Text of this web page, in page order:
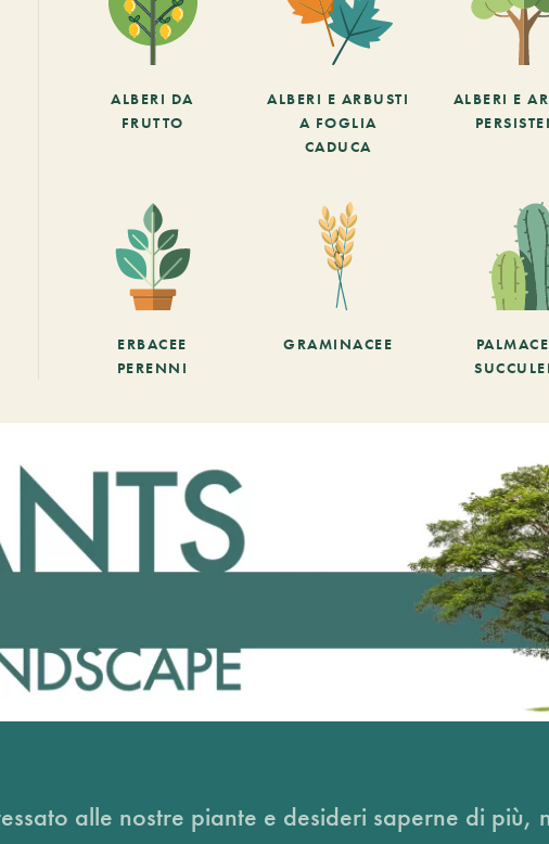
ALBERI DA
FRUTTO
ALBERI E ARBUSTI
A FOGLIA
CADUCA
ALBERI E
ERBACEE
PERENNI
GRAMINACEE
alle nostre piante e desideri saperne di più,